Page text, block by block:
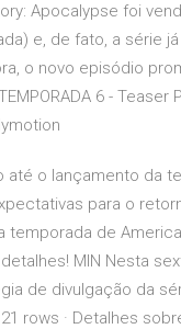
Apocalypse foi
e, de fato, a série
o novo episódio
6 -
o lançamento da
para o
de
MIN Nesta
de divulgação da
rows · Detalhes